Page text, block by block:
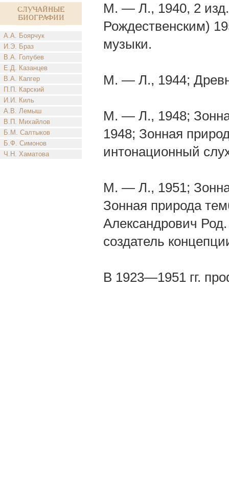
Случайные
биографии
А.А. Боярчук
И.Э. Браз
В.А. Голубев
Е.Д. Казанцев
В.А. Капгер
П.П. Карский
И.И. Киль
А.В. Лемыш
В.П. Михайлов
Б.М. Салтыков
Б.Ф. Симонов
Ч.Н. Хаматова
М. — Л., 1940, 2
Рождественским)
музыки.
М. — Л., 1944;
М. — Л., 1948;
1948; Зонная
интонационный
М. — Л., 1951;
Зонная природа
Александрович
создатель
В 1923—1951 гг.